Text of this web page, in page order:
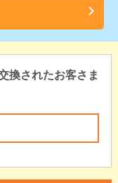
換されたお客さま